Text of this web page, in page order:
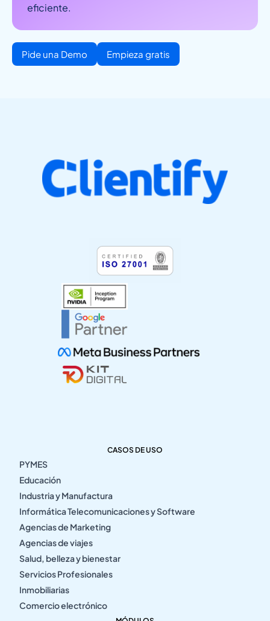
eficiente.
Pide una Demo Empieza gratis
CASOS DE USO
PYMES
Educación
Industria y Manufactura
Informática Telecomunicaciones y Software
Agencias de Marketing
Agencias de viajes
Salud, belleza y bienestar
Servicios Profesionales
Inmobiliarias
Comercio electrónico